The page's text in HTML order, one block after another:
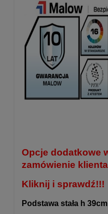
Opcje dodatkowe
zamówienie
Kliknij i sprawdź!!!
Podstawa stała h 39cm